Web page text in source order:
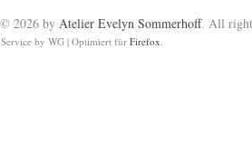
2026 by Atelier Evelyn Sommerhoff. All
by WG | Optimiert für Firefox.